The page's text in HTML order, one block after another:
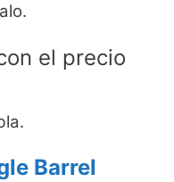
el precio
Barrel